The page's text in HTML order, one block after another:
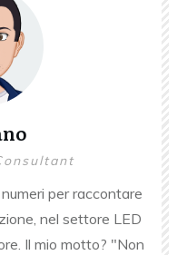
per raccontare
nel settore LED
Il mio motto? "Non